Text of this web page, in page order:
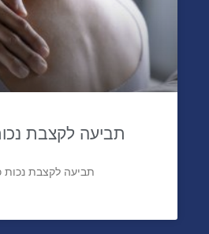
תביעה לקצבת
תביעה לקצבת נכות